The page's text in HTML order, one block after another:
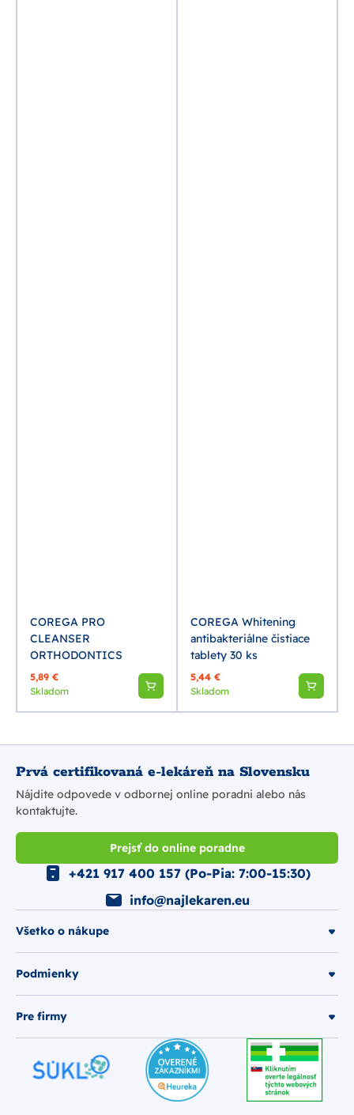
COREGA PRO
CLEANSER
ORTHODONTICS
5,89 €
Skladom
COREGA Whitening
antibakteriálne čistiace
tablety 30 ks
5,44 €
Skladom
Prvá certifikovaná e-lekáreň na Slovensku
Nájdite odpovede v odbornej online poradni alebo nás
kontaktujte.
Prejsť do online poradne
Všetko o nákupe
Podmienky
Pre firmy
+421 917 400 157 (Po-Pia: 7:00-15:30)
info@najlekaren.eu